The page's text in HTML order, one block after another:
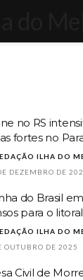
no RS
fortes no
ILHA DO
DEZEMBRO DE
do Brasil
para o
ILHA DO
OUTUBRO DE 2025
Civil de